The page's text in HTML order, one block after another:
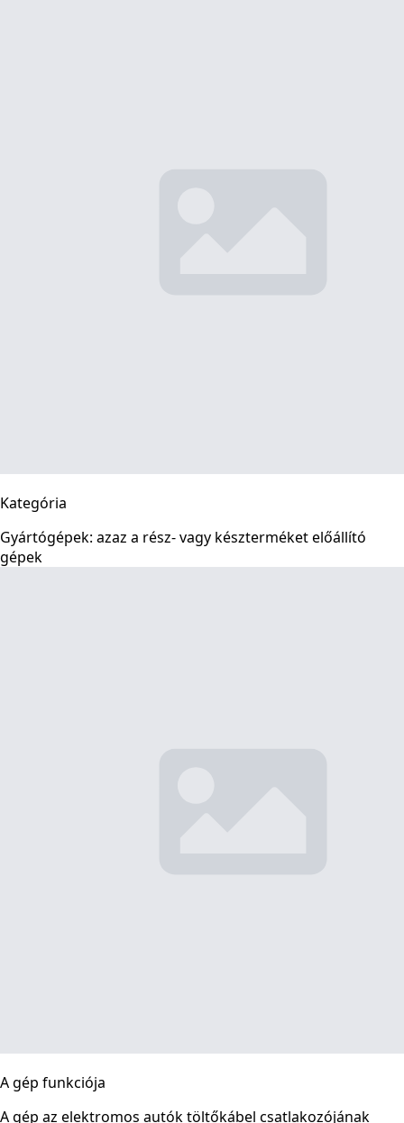
Kategória
Gyártógépek: azaz a rész- vagy készterméket előállító
gépek
A gép funkciója
A gép az elektromos autók töltőkábel csatlakozójának